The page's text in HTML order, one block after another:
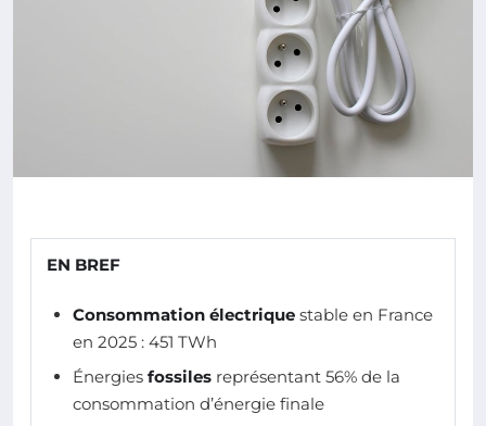
EN BREF
Consommation électrique stable en France
en 2025 : 451 TWh
Énergies fossiles représentant 56% de la
consommation d’énergie finale